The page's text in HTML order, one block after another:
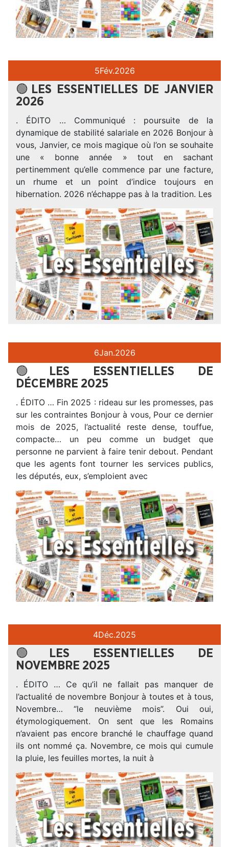
5Fév.2026
🟢LES ESSENTIELLES DE JANVIER
2026
. ÉDITO … Communiqué : poursuite de la
dynamique de stabilité salariale en 2026 Bonjour à
vous, Janvier, ce mois magique où l’on se souhaite
une « bonne année » tout en sachant
pertinemment qu’elle commence par une facture,
un rhume et un point d’indice toujours en
hibernation. 2026 n’échappe pas à la tradition. Les
6Jan.2026
🟢LES ESSENTIELLES DE
DÉCEMBRE 2025
. ÉDITO … Fin 2025 : rideau sur les promesses, pas
sur les contraintes Bonjour à vous, Pour ce dernier
mois de 2025, l’actualité reste dense, touffue,
compacte… un peu comme un budget que
personne ne parvient à faire tenir debout. Pendant
que les agents font tourner les services publics,
les députés, eux, s’emploient avec
4Déc.2025
🟢LES ESSENTIELLES DE
NOVEMBRE 2025
. ÉDITO … Ce qu’il ne fallait pas manquer de
l’actualité de novembre Bonjour à toutes et à tous,
Novembre… “le neuvième mois”. Oui oui,
étymologiquement. On sent que les Romains
n’avaient pas encore branché le chauffage quand
ils ont nommé ça. Novembre, ce mois qui cumule
la pluie, les feuilles mortes, la nuit à